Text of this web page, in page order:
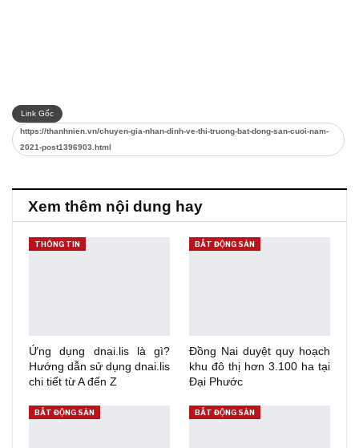
Link Gốc
https://thanhnien.vn/chuyen-gia-nhan-dinh-ve-thi-truong-bat-dong-san-cuoi-nam-
2021-post1396903.html
Xem thêm nội dung hay
THÔNG TIN
Ứng dụng dnai.lis là gì?
Hướng dẫn sử dụng dnai.lis
chi tiết từ A đến Z
BẤT ĐỘNG SẢN
Đồng Nai duyệt quy hoạch
khu đô thị hơn 3.100 ha tại
Đại Phước
BẤT ĐỘNG SẢN BẤT ĐỘNG SẢN